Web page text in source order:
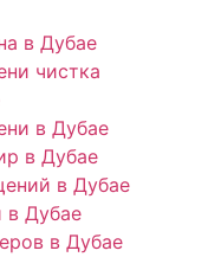
в Дубае
чистка
в Дубае
в Дубае
в Дубае
в Дубае
в Дубае